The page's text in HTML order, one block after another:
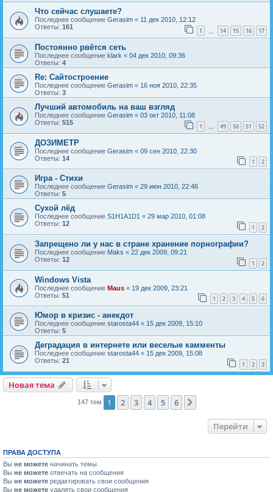
Что сейчас слушаете?
Последнее сообщение Gerasim « 11 дек 2010, 12:12
Ответы: 161 1 14 15 16 17
Постоянно рвётся сеть
Последнее сообщение klark « 04 дек 2010, 09:36
Ответы: 4
Re: Сайтостроение
Последнее сообщение Gerasim « 16 ноя 2010, 22:35
Ответы: 3
Лучший автомобиль на ваш взгляд
Последнее сообщение Gerasim « 03 окт 2010, 11:08
Ответы: 515 1 … 49 50 51 52
ДОЗИМЕТР
Последнее сообщение Gerasim « 09 сен 2010, 22:30
Ответы: 14 1 2
Игра - Стихи
Последнее сообщение Gerasim « 29 июн 2010, 22:46
Ответы: 5
Сухой лёд
Последнее сообщение S1H1A1D1 « 29 мар 2010, 01:08
Ответы: 12 1 2
Запрещено ли у нас в стране хранение порнографии?
Последнее сообщение Maks « 22 дек 2009, 09:21
Ответы: 12 1 2
Windows Vista
Последнее сообщение Maus « 19 дек 2009, 23:21
Ответы: 51 1 2 3 4 5 6
Юмор в кризис - анекдот
Последнее сообщение starosta44 « 15 дек 2009, 15:10
Ответы: 5
Деградация в интернете или веселые камменты
Последнее сообщение starosta44 « 15 дек 2009, 15:08
Ответы: 21 1 2 3
Новая тема
Новаятема
147 тем 1 2 3 4 5 6
Перейти
ПРАВА ДОСТУПА
Вы не можете начинать темы
Вы не можете отвечать на сообщения
Вы не можете редактировать свои сообщения
Вы не можете удалять свои сообщения